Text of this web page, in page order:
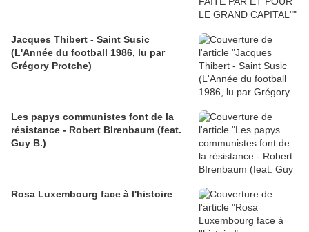
Jacques Thibert - Saint Susic
(L'Année du football 1986, lu par
Grégory Protche)
Les papys communistes font de la
résistance - Robert BIrenbaum (feat.
Guy B.)
Rosa Luxembourg face à l'histoire